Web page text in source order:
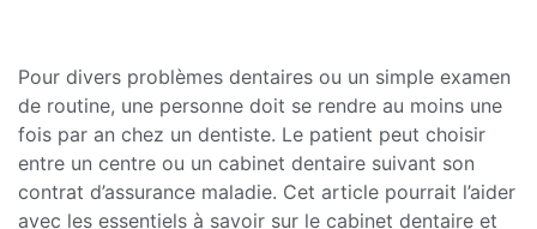
Pour divers problèmes dentaires ou un simple examen
de routine, une personne doit se rendre au moins une
fois par an chez un dentiste. Le patient peut choisir
entre un centre ou un cabinet dentaire suivant son
contrat d’assurance maladie. Cet article pourrait l’aider
avec les essentiels à savoir sur le cabinet dentaire et